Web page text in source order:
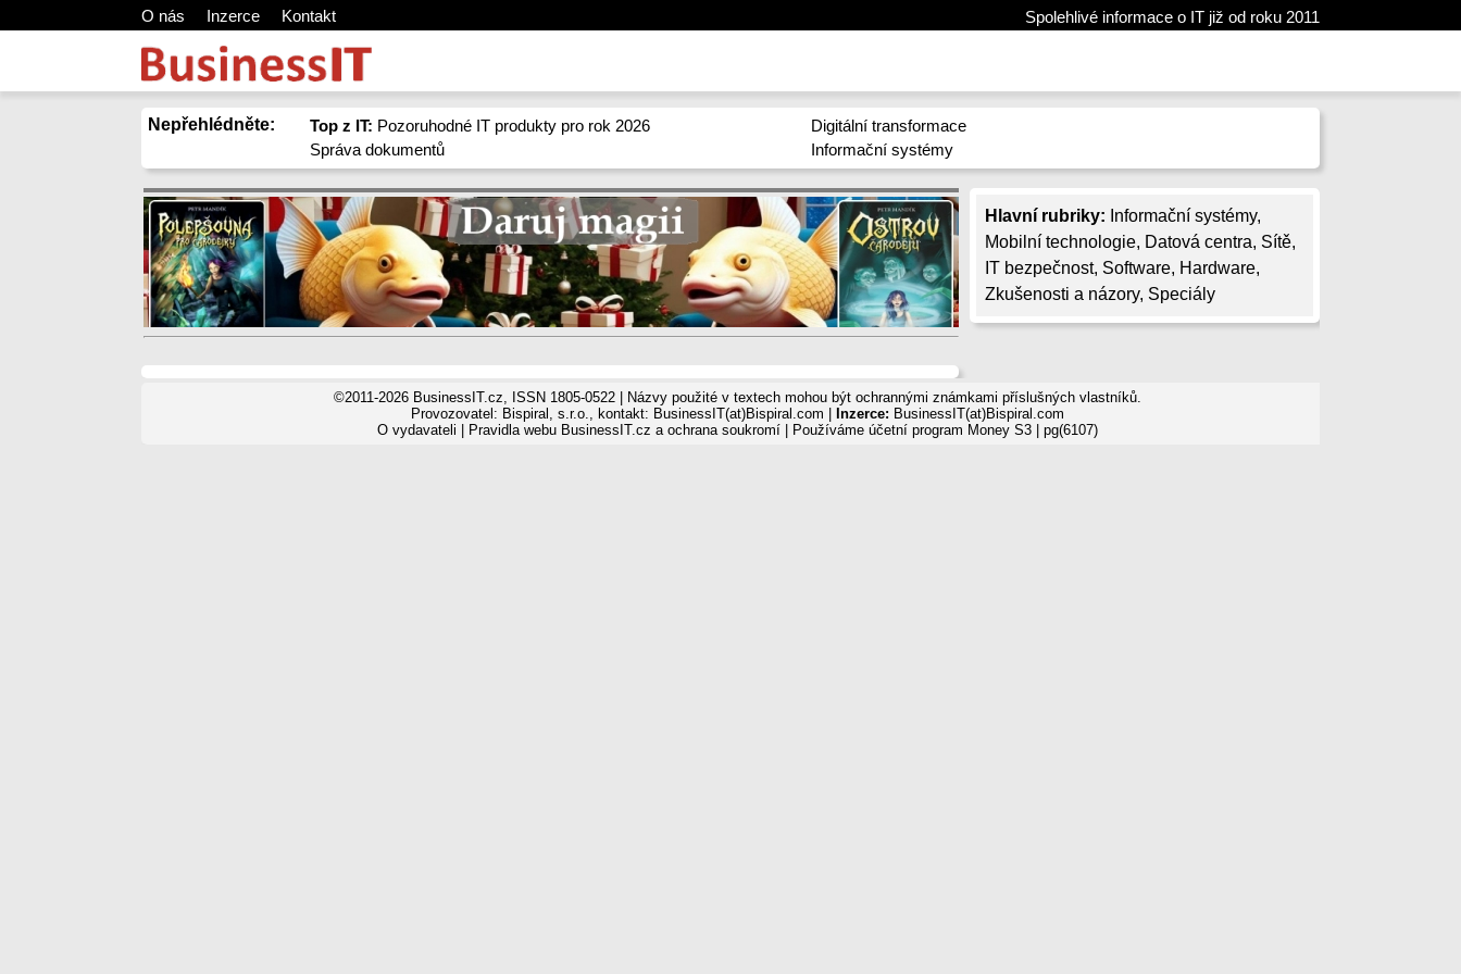
O nás Inzerce Kontakt Spolehlivé informace o IT již od roku 2011
Nepřehlédněte: Top z IT: Pozoruhodné IT produkty pro rok 2026
Správa dokumentů
Digitální transformace
Informační systémy
Hlavní rubriky: Informační systémy,
Mobilní technologie, Datová centra, Sítě,
IT bezpečnost, Software, Hardware,
Zkušenosti a názory, Speciály
©2011-2026 BusinessIT.cz, ISSN 1805-0522 | Názvy použité v textech mohou být ochrannými známkami příslušných vlastníků.
Provozovatel: Bispiral, s.r.o., kontakt: BusinessIT(at)Bispiral.com |
Inzerce: BusinessIT(at)Bispiral.com
O vydavateli
Pravidla webu BusinessIT.cz a ochrana soukromí| Používáme účetní program Money S3| pg(6107)